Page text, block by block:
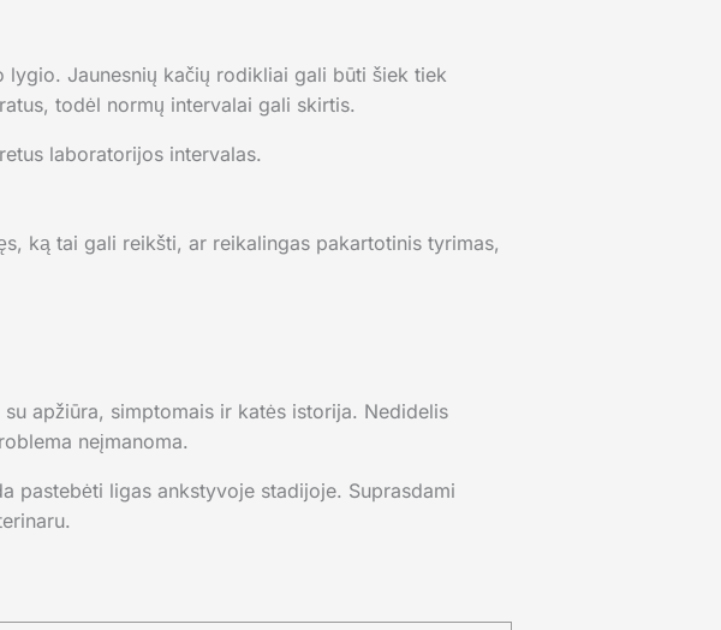
Jaunesnių kačių rodikliai gali būti šiek tiek
todėl normų intervalai gali skirtis.
laboratorijos intervalas.
ką tai gali reikšti, ar reikalingas pakartotinis tyrimas,
apžiūra, simptomais ir katės istorija. Nedidelis
neįmanoma.
pastebėti ligas ankstyvoje stadijoje. Suprasdami